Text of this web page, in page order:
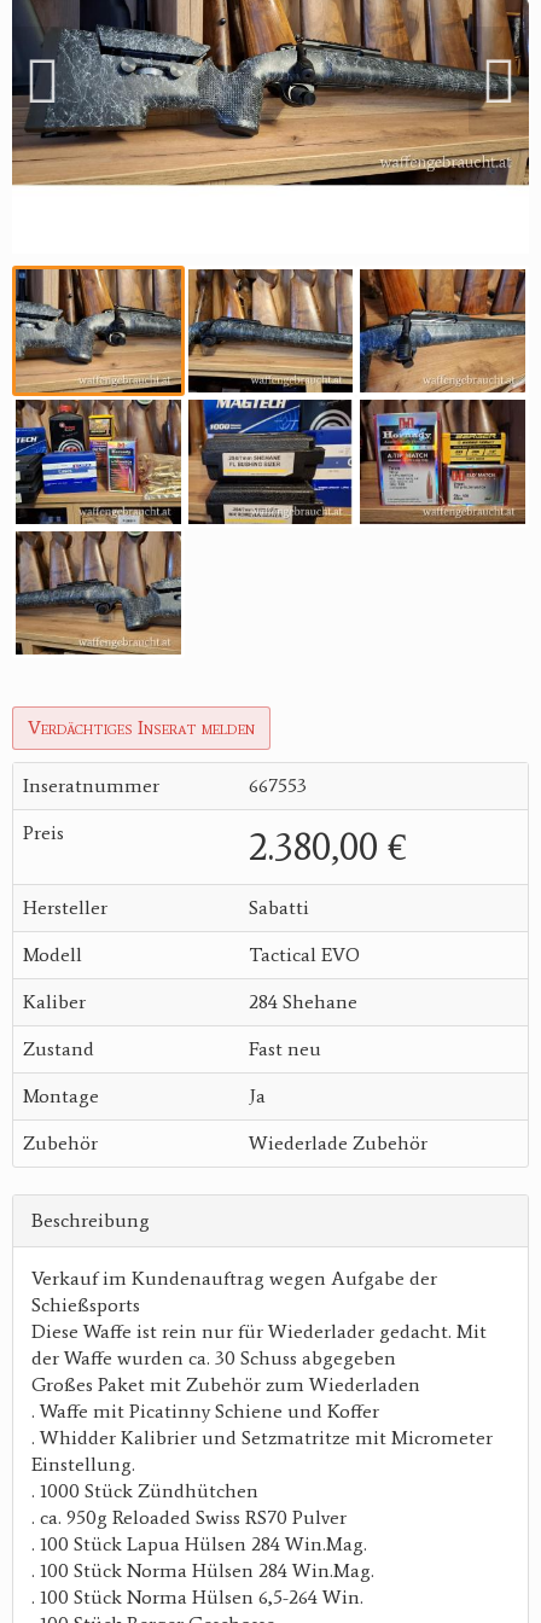
Reviereinrichtungen
Verdächtiges Inserat melden
Inseratnummer 667553
Preis 2.380,00 €
Hersteller Sabatti
Modell Tactical EVO
Kaliber 284 Shehane
Zustand Fast neu
Montage Ja
Zubehör Wiederlade Zubehör
Beschreibung
Verkauf im Kundenauftrag wegen Aufgabe der
Schießsports
Diese Waffe ist rein nur für Wiederlader gedacht. Mit
der Waffe wurden ca. 30 Schuss abgegeben
Großes Paket mit Zubehör zum Wiederladen
. Waffe mit Picatinny Schiene und Koffer
. Whidder Kalibrier und Setzmatritze mit Micrometer
Einstellung.
. 1000 Stück Zündhütchen
. ca. 950g Reloaded Swiss RS70 Pulver
. 100 Stück Lapua Hülsen 284 Win.Mag.
. 100 Stück Norma Hülsen 284 Win.Mag.
. 100 Stück Norma Hülsen 6,5-264 Win.